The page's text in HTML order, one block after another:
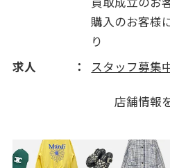
購入のお客様
り
求人
スタッフ募集
店舗情報